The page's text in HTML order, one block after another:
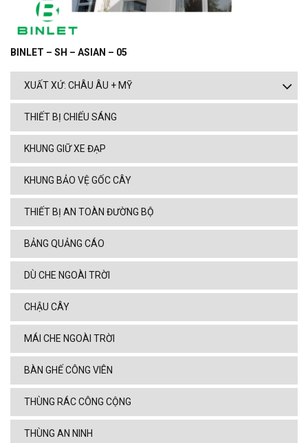
BINLET – SH – ASIAN – 05
XUẤT XỨ: CHÂU ÂU + MỸ
THIẾT BỊ CHIẾU SÁNG
KHUNG GIỮ XE ĐẠP
KHUNG BẢO VỆ GỐC CÂY
THIẾT BỊ AN TOÀN ĐƯỜNG BỘ
BẢNG QUẢNG CÁO
DÙ CHE NGOÀI TRỜI
CHẬU CÂY
MÁI CHE NGOÀI TRỜI
BÀN GHẾ CÔNG VIÊN
THÙNG RÁC CÔNG CỘNG
THÙNG AN NINH